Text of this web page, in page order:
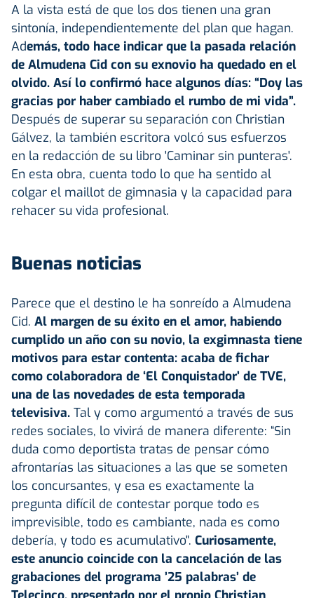
A la vista está de que los dos tienen una gran
sintonía, independientemente del plan que hagan.
Además, todo hace indicar que la pasada relación
de Almudena Cid con su exnovio ha quedado en el
olvido. Así lo confirmó hace algunos días: “Doy las
gracias por haber cambiado el rumbo de mi vida”.
Después de superar su separación con Christian
Gálvez, la también escritora volcó sus esfuerzos
en la redacción de su libro 'Caminar sin punteras'.
En esta obra, cuenta todo lo que ha sentido al
colgar el maillot de gimnasia y la capacidad para
rehacer su vida profesional.
Buenas noticias
Parece que el destino le ha sonreído a Almudena
Cid. Al margen de su éxito en el amor, habiendo
cumplido un año con su novio, la exgimnasta tiene
motivos para estar contenta: acaba de fichar
como colaboradora de ‘El Conquistador’ de TVE,
una de las novedades de esta temporada
televisiva. Tal y como argumentó a través de sus
redes sociales, lo vivirá de manera diferente: “Sin
duda como deportista tratas de pensar cómo
afrontarías las situaciones a las que se someten
los concursantes, y esa es exactamente la
pregunta difícil de contestar porque todo es
imprevisible, todo es cambiante, nada es como
debería, y todo es acumulativo". Curiosamente,
este anuncio coincide con la cancelación de las
grabaciones del programa ’25 palabras’ de